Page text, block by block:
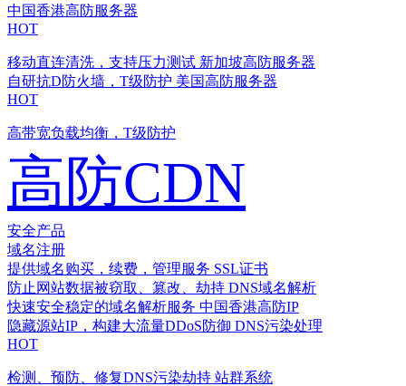
中国香港高防服务器
HOT
移动直连清洗，支持压力测试 新加坡高防服务器
自研抗D防火墙，T级防护 美国高防服务器
HOT
高带宽负载均衡，T级防护
高防CDN
安全产品
域名注册
提供域名购买，续费，管理服务 SSL证书
防止网站数据被窃取、篡改、劫持 DNS域名解析
快速安全稳定的域名解析服务 中国香港高防IP
隐藏源站IP，构建大流量DDoS防御 DNS污染处理
HOT
检测、预防、修复DNS污染劫持 站群系统